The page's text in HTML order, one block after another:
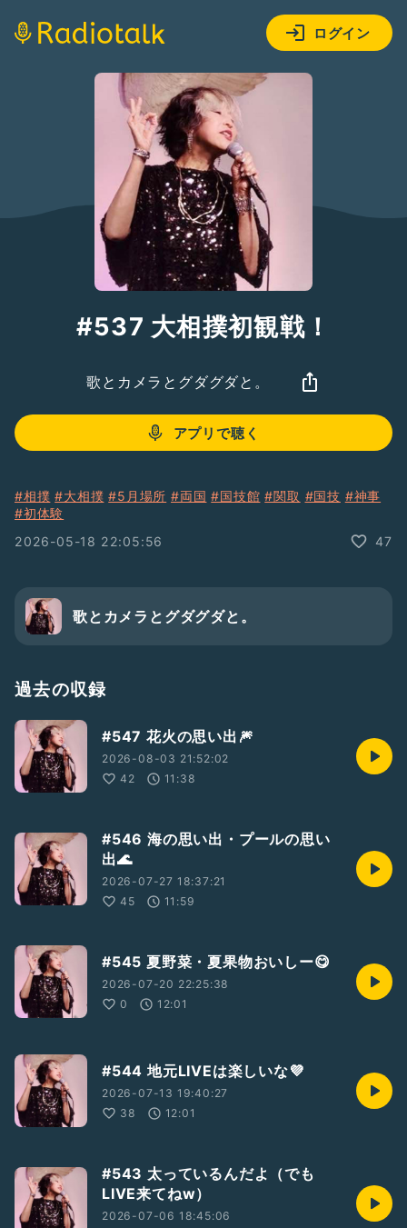
ログイン
#537 大相撲初観戦！
歌とカメラとグダグダと。
アプリで聴く
#相撲 #大相撲 #5月場所 #両国 #国技館 #関取 #国技 #神事
#初体験
2026-05-18 22:05:56
47
歌とカメラとグダグダと。
過去の収録
#547 花火の思い出🎆
2026-08-03 21:52:02
42
11:38
#546 海の思い出・プールの思い
出🌊
2026-07-27 18:37:21
45
11:59
#545 夏野菜・夏果物おいしー😋
2026-07-20 22:25:38
0
12:01
#544 地元LIVEは楽しいな💜
2026-07-13 19:40:27
38
12:01
#543 太っているんだよ（でも
LIVE来てねw）
2026-07-06 18:45:06